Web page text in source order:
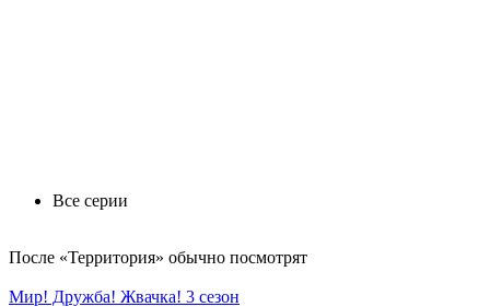
Все серии
По­сле «Территория» обыч­но по­смот­рят
Мир! Дружба! Жвачка! 3 сезон